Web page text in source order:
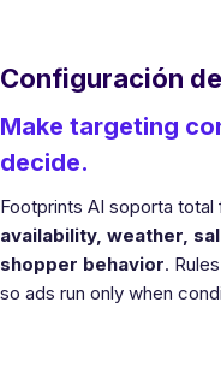
Configuración
Make targeting
decide.
Footprints AI soporta
availability, weather,
shopper behavior.
so ads run only when